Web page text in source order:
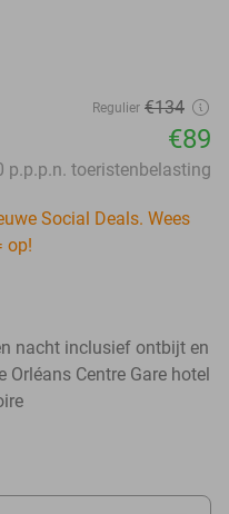
Regulier €134
€89
p.p.p.n. toeristenbelasting
Social Deals. Wees
op!
nacht inclusief ontbijt en
Centre Gare hotel